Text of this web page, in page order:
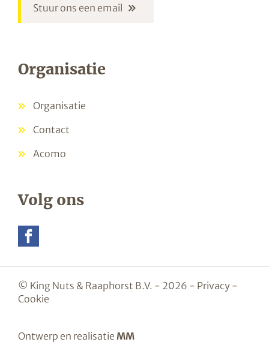
Stuur ons een email
Organisatie
Organisatie
Contact
Acomo
Volg ons
© King Nuts & Raaphorst B.V. - 2026 - Privacy -
Cookie
Ontwerp en realisatie MM